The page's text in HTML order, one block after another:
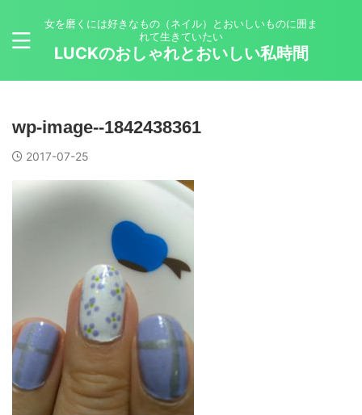
女を磨くには好きなもの（ネイル）とおいしいものに囲ま
れて生きていたい
LUCKのおしゃれとおいしい私時間
wp-image--1842438361
2017-07-25